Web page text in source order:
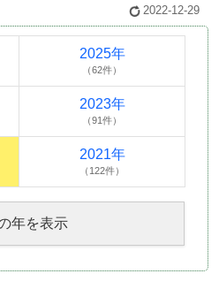
2022-12-29
2025年
（62件）
2023年
（91件）
2021年
（122件）
年を表示